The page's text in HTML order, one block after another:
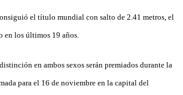
el título mundial con salto de 2.41 metros, el
en los últimos 19 años.
en ambos sexos serán premiados durante la
para el 16 de noviembre en la capital del